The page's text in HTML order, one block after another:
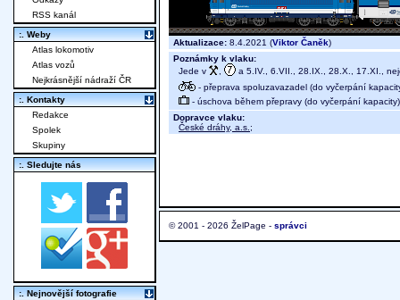
Aktualizace: 8.4.2021 (Viktor Čaněk)
Poznámky k vlaku:
Jede v
a 5.IV., 6.VII., 28.IX., 28.X., 17.XI.,
- přeprava spoluzavazadel (do vyčerpání
- úschova během přepravy (do vyčerpání kapacity)
Dopravce vlaku:
České dráhy, a.s. ;
© 2001 - 2026 ŽelPage - správci
RSS kanál
:. Weby
Atlas lokomotiv
Atlas vozů
Nejkrásnější nádraží ČR
:. Kontakty
Redakce
Spolek
Skupiny
:. Sledujte nás
:. Nejnovější fotografie